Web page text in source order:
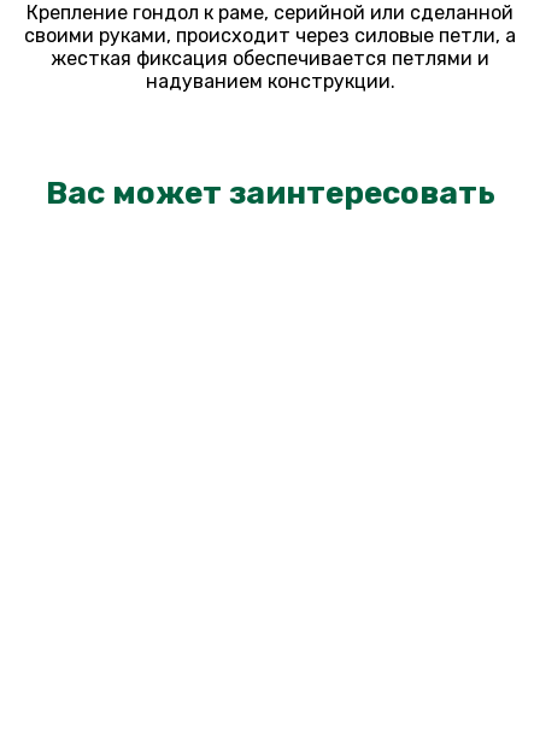
Крепление гондол к раме, серийной или сделанной
своими руками, происходит через силовые петли, а
жесткая фиксация обеспечивается петлями и
надуванием конструкции.
Вас может заинтересовать